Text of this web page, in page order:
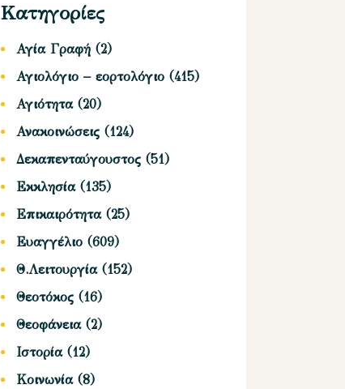
Κατηγορίες
Αγία Γραφή (2)
Αγιολόγιο – εορτολόγιο (415)
Αγιότητα(20)
Ανακοινώσεις (124)
Δεκαπενταύγουστος (51)
Εκκλησία(135)
Επικαιρότητα(25)
Ευαγγέλιο (609)
Θ.Λειτουργία(152)
Θεοτόκος (16)
Θεοφάνεια(2)
Ιστορία(12)
Κοινωνία(8)